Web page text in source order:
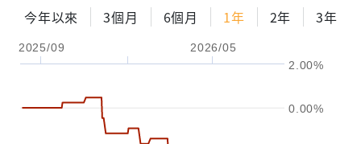
今年以來 3個月 6個月 1年 2年 3年
2025/09 2026/05
0.00%
2.00%
配息金額
參考報酬率
-%